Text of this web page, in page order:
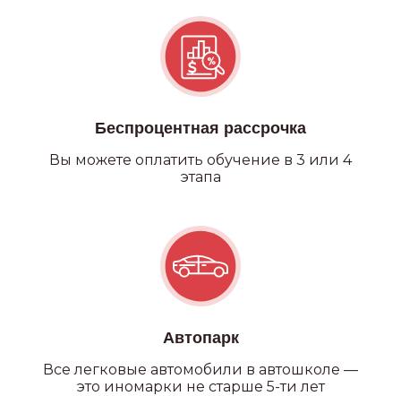
Беспроцентная рассрочка
Вы можете оплатить обучение в 3 или 4
этапа
Автопарк
Все легковые автомобили в автошколе —
это иномарки не старше 5-ти лет